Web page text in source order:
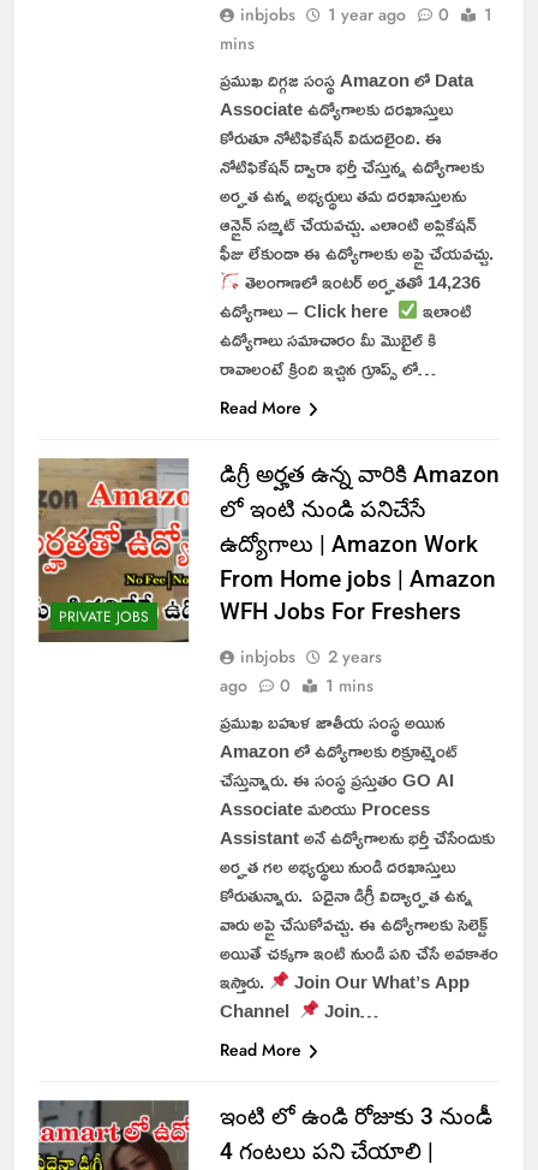
inbjobs 1 year ago 0
1
mins
ప్రముఖ దిగ్గజ సంస్థ Amazon లో Data
Associate ఉద్యోగాలకు దరఖాస్తులు
కోరుతూ నోటిఫికేషన్ విడుదలైంది. ఈ
నోటిఫికేషన్ ద్వారా భర్తీ చేస్తున్న ఉద్యోగాలకు
అర్హత ఉన్న అభ్యర్థులు తమ దరఖాస్తులను
ఆన్లైన్ సబ్మిట్ చేయవచ్చు. ఎలాంటి అప్లికేషన్
ఫీజు లేకుండా ఈ ఉద్యోగాలకు అప్లై చేయవచ్చు.
తెలంగాణలో ఇంటర్ అర్హతతో 14,236
ఉద్యోగాలు – Click here
ఇలాంటి
ఉద్యోగాలు సమాచారం మీ మొబైల్ కి
రావాలంటే క్రింది ఇచ్చిన గ్రూప్స్ లో…
Read More
PRIVATE JOBS
డిగ్రీ అర్హత ఉన్న వారికి Amazon
లో ఇంటి నుండి పనిచేసే
ఉద్యోగాలు | Amazon Work
From Home jobs | Amazon
WFH Jobs For Freshers
inbjobs
2 years
ago
0 1 mins
ప్రముఖ బహుళ జాతీయ సంస్థ అయిన
Amazon లో ఉద్యోగాలకు రిక్రూట్మెంట్
చేస్తున్నారు. ఈ సంస్థ ప్రస్తుతం GO AI
Associate మరియు Process
Assistant అనే ఉద్యోగాలను భర్తీ చేసేందుకు
అర్హత గల అభ్యర్థులు నుండి దరఖాస్తులు
కోరుతున్నారు. ఏదైనా డిగ్రీ విద్యార్హత ఉన్న
వారు అప్లై చేసుకోవచ్చు. ఈ ఉద్యోగాలకు సెలెక్ట్
అయితే చక్కగా ఇంటి నుండి పని చేసే అవకాశం
ఇస్తారు.
Join Our What’s App
Channel
Join…
Read More
ఇంటి లో ఉండి రోజుకు 3 నుండీ
4 గంటలు పని చేయాలి |